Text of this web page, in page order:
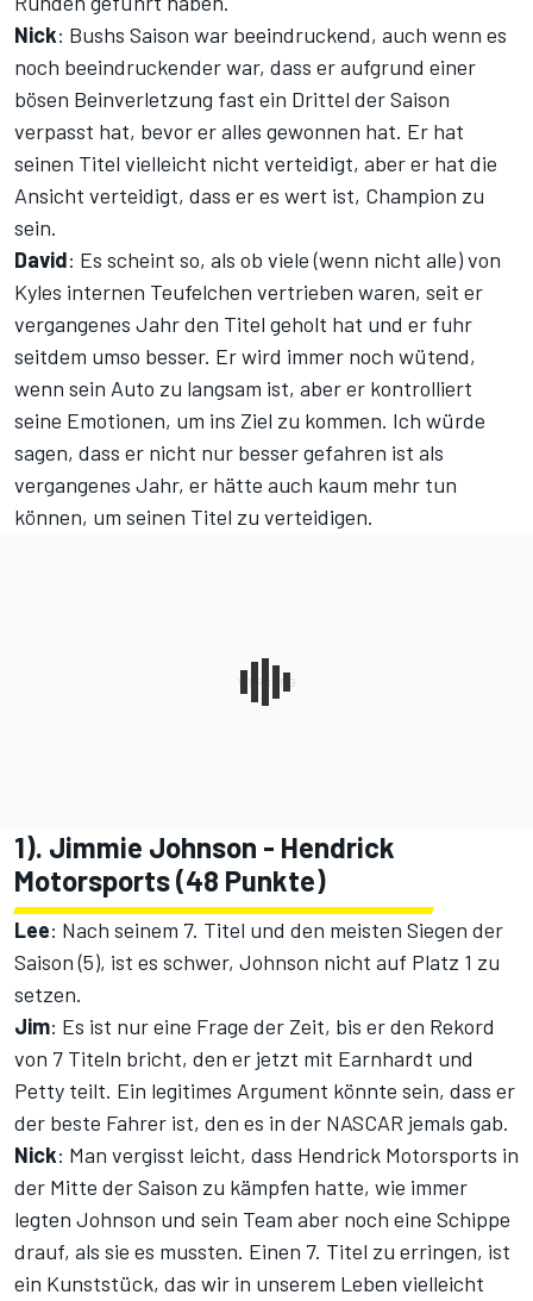
Nick: Bushs Saison war beeindruckend, auch wenn es
noch beeindruckender war, dass er aufgrund einer
bösen Beinverletzung fast ein Drittel der Saison
verpasst hat, bevor er alles gewonnen hat. Er hat
seinen Titel vielleicht nicht verteidigt, aber er hat die
Ansicht verteidigt, dass er es wert ist, Champion zu
sein.
David: Es scheint so, als ob viele (wenn nicht alle) von
Kyles internen Teufelchen vertrieben waren, seit er
vergangenes Jahr den Titel geholt hat und er fuhr
seitdem umso besser. Er wird immer noch wütend,
wenn sein Auto zu langsam ist, aber er kontrolliert
seine Emotionen, um ins Ziel zu kommen. Ich würde
sagen, dass er nicht nur besser gefahren ist als
vergangenes Jahr, er hätte auch kaum mehr tun
können, um seinen Titel zu verteidigen.
1). Jimmie Johnson - Hendrick
Motorsports (48 Punkte)
Lee: Nach seinem 7. Titel und den meisten Siegen der
Saison (5), ist es schwer, Johnson nicht auf Platz 1 zu
setzen.
Jim: Es ist nur eine Frage der Zeit, bis er den Rekord
von 7 Titeln bricht, den er jetzt mit Earnhardt und
Petty teilt. Ein legitimes Argument könnte sein, dass er
der beste Fahrer ist, den es in der NASCAR jemals gab.
Nick: Man vergisst leicht, dass Hendrick Motorsports in
der Mitte der Saison zu kämpfen hatte, wie immer
legten Johnson und sein Team aber noch eine Schippe
drauf, als sie es mussten. Einen 7. Titel zu erringen, ist
ein Kunststück, das wir in unserem Leben vielleicht